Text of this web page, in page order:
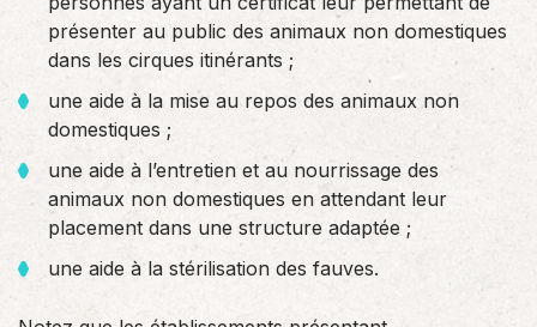
présenter au public des animaux non domestiques
dans les cirques itinérants ;
une aide à la mise au repos des animaux non
domestiques ;
une aide à l’entretien et au nourrissage des
animaux non domestiques en attendant leur
placement dans une structure adaptée ;
une aide à la stérilisation des fauves.